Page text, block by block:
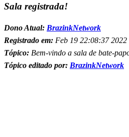
Sala registrada!
Dono Atual: BrazinkNetwork
Registrado em: Feb 19 22:08:37
Tópico: Bem-vindo a sala de bate-
Tópico editado por: BrazinkNetwork